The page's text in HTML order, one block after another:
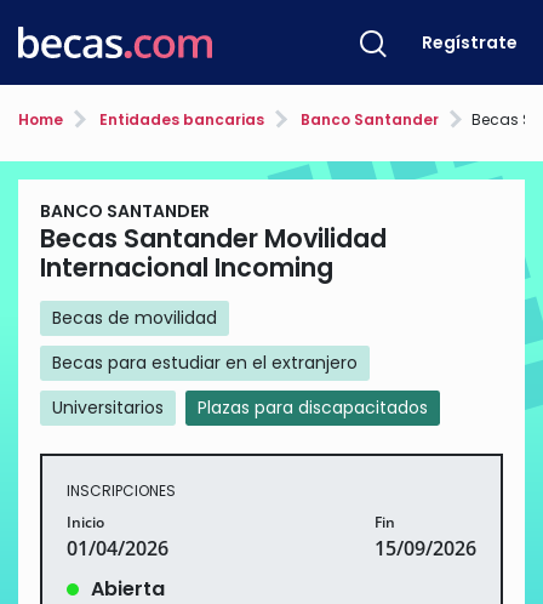
Regístrate
Home Entidades bancarias Banco Santander Becas
BANCO SANTANDER
Becas Santander Movilidad
Internacional Incoming
Becas de movilidad
Becas para estudiar en el extranjero
Universitarios
Plazas para discapacitados
INSCRIPCIONES
Inicio
01/04/2026
Fin
15/09/2026
Abierta